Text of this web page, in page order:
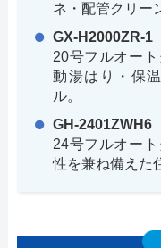
ネ・配管クリー
GX-H2000ZR-1
20号フルオー
動湯はり・保
ル。
GH-2401ZWH6
24号フルオー
性を兼ね備えた